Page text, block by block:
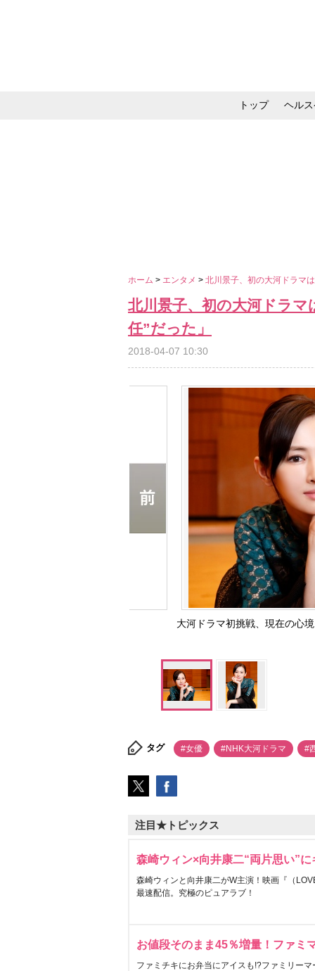
トップ ヘル
ホーム > エンタメ > 北川景子、初の大河ドラマ
北川景子、初の大河ドラ
任”だった」
2018-04-07 10:30
大河ドラマ初挑戦、現在の心
タグ #女優 #NHK大河ドラマ #
注目★トピックス
森崎ウィン×向井康二“両片思い”
森崎ウィンと向井康二がW主演！映画『（
最速配信。究極のピュアラブ！
お値段そのまま45％増量！ファミ
ファミチキにお弁当にアイスも!?ファミリー